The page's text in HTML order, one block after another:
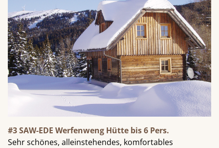
#3 SAW-EDE Werfenweng Hütte bis 6 Pers.
Sehr schönes, alleinstehendes, komfortables